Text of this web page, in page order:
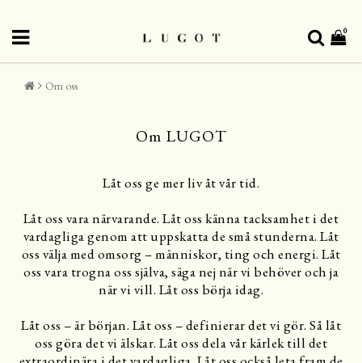
0
Om oss
Om LUGOT
Låt oss ge mer liv åt vår tid.
Låt oss vara närvarande. Låt oss känna tacksamhet i det
vardagliga genom att uppskatta de små stunderna. Låt
oss välja med omsorg – människor, ting och energi. Låt
oss vara trogna oss själva, säga nej när vi behöver och ja
när vi vill. Låt oss börja idag.
Låt oss – är början. Låt oss – definierar det vi gör. Så låt
oss göra det vi älskar. Låt oss dela vår kärlek till det